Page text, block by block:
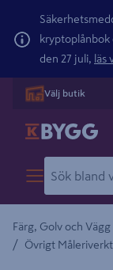
den 27 juli, läs
Välj butik
Färg, Golv och Vägg
/ Övrigt